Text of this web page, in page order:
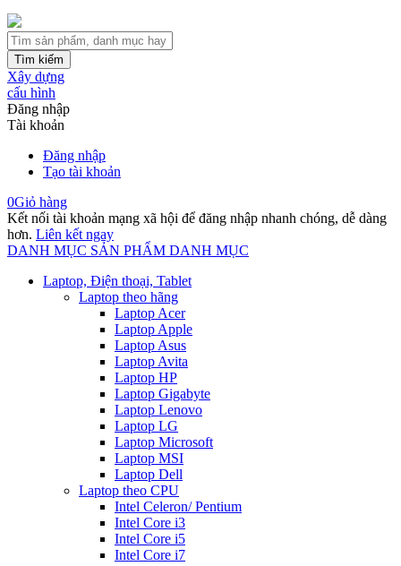
Tìm kiếm
Xây dựng
cấu hình
Đăng nhập
Tài khoản
Đăng nhập
Tạo tài khoản
0Giỏ hàng
Kết nối tài khoản mạng xã hội để đăng nhập nhanh chóng, dễ dàng
hơn. Liên kết ngay
DANH MỤC SẢN PHẨM DANH MỤC
Laptop, Điện thoại, Tablet
Laptop theo hãng
Laptop Acer
Laptop Apple
Laptop Asus
Laptop Avita
Laptop HP
Laptop Gigabyte
Laptop Lenovo
Laptop LG
Laptop Microsoft
Laptop MSI
Laptop Dell
Laptop theo CPU
Intel Celeron/ Pentium
Intel Core i3
Intel Core i5
Intel Core i7